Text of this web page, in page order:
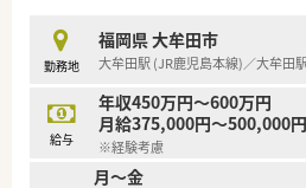
〇「社員第一主義」を掲げている
年間休日120日以上、「連続休暇制
できる制度）」等
プライベートも充実出来る様に
してくれる制度が充実しています。
〇社員割引制度、財形貯蓄制度、
る他、提携の保養施設は全国に40
〇産休・育休・時短勤務者2,097人
勤務地
福岡県 大牟田市
大牟田駅 (JR鹿児島本線)／大牟田
給与
年収450万円～600万円
月給375,000円～500,000円
※経験考慮
月～金